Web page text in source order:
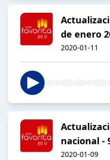
de enero
2020-01-11
nacional -
2020-01-09